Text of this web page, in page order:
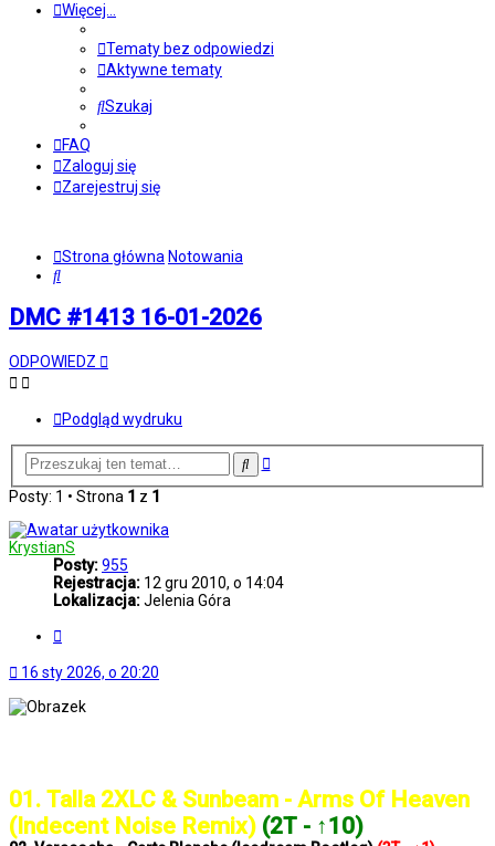
Więcej…
Tematy bez odpowiedzi
Aktywne tematy
Szukaj
FAQ
Zaloguj się
Zarejestruj się
Strona główna Notowania
Szukaj
DMC #1413 16-01-2026
ODPOWIEDZ
Podgląd wydruku
SzukajWyszukiwanie
Posty: 1 • Strona 1 z 1
KrystianS
Posty:955
Rejestracja: 12 gru 2010, o 14:04
Lokalizacja:Jelenia Góra
16 sty 2026, o 20:20
01. Talla 2XLC & Sunbeam - Arms Of Heaven
(Indecent Noise Remix) (2T - ↑10)